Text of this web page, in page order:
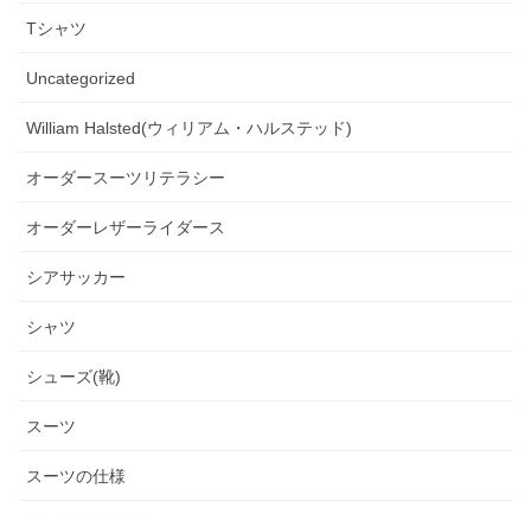
Tシャツ
Uncategorized
William Halsted(ウィリアム・ハルステッド)
オーダースーツリテラシー
オーダーレザーライダース
シアサッカー
シャツ
シューズ(靴)
スーツ
スーツの仕様